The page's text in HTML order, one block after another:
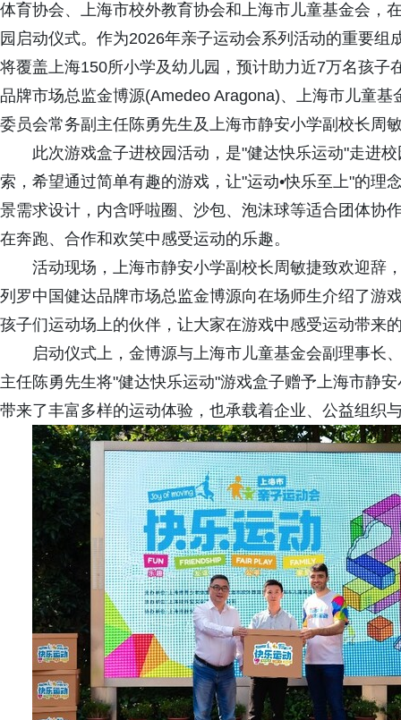
体育协会、上海市校外教育协会和上海市儿童基金会，
园启动仪式。作为2026年亲子运动会系列活动的重要
将覆盖上海150所小学及幼儿园，预计助力近7万名孩
品牌市场总监金博源(Amedeo Aragona)、上海市儿童
委员会常务副主任陈勇先生及上海市静安小学副校长周
此次游戏盒子进校园活动，是"健达快乐运动"走进
索，希望通过简单有趣的游戏，让"运动•快乐至上"的理
景需求设计，内含呼啦圈、沙包、泡沫球等适合团体协
在奔跑、合作和欢笑中感受运动的乐趣。
活动现场，上海市静安小学副校长周敏捷致欢迎辞
列罗中国健达品牌市场总监金博源向在场师生介绍了游
孩子们运动场上的伙伴，让大家在游戏中感受运动带来
启动仪式上，金博源与上海市儿童基金会副理事长
主任陈勇先生将"健达快乐运动"游戏盒子赠予上海市静
带来了丰富多样的运动体验，也承载着企业、公益组织